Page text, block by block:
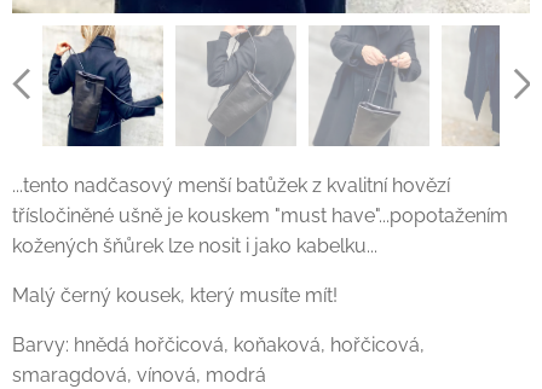
...tento nadčasový menší batůžek z kvalitní hovězí
třísločiněné ušně je kouskem "must have"...popotažením
kožených šňůrek lze nosit i jako kabelku...
Malý černý kousek, který musíte mít!
Barvy: hnědá hořčicová, koňaková, hořčicová,
smaragdová, vínová, modrá